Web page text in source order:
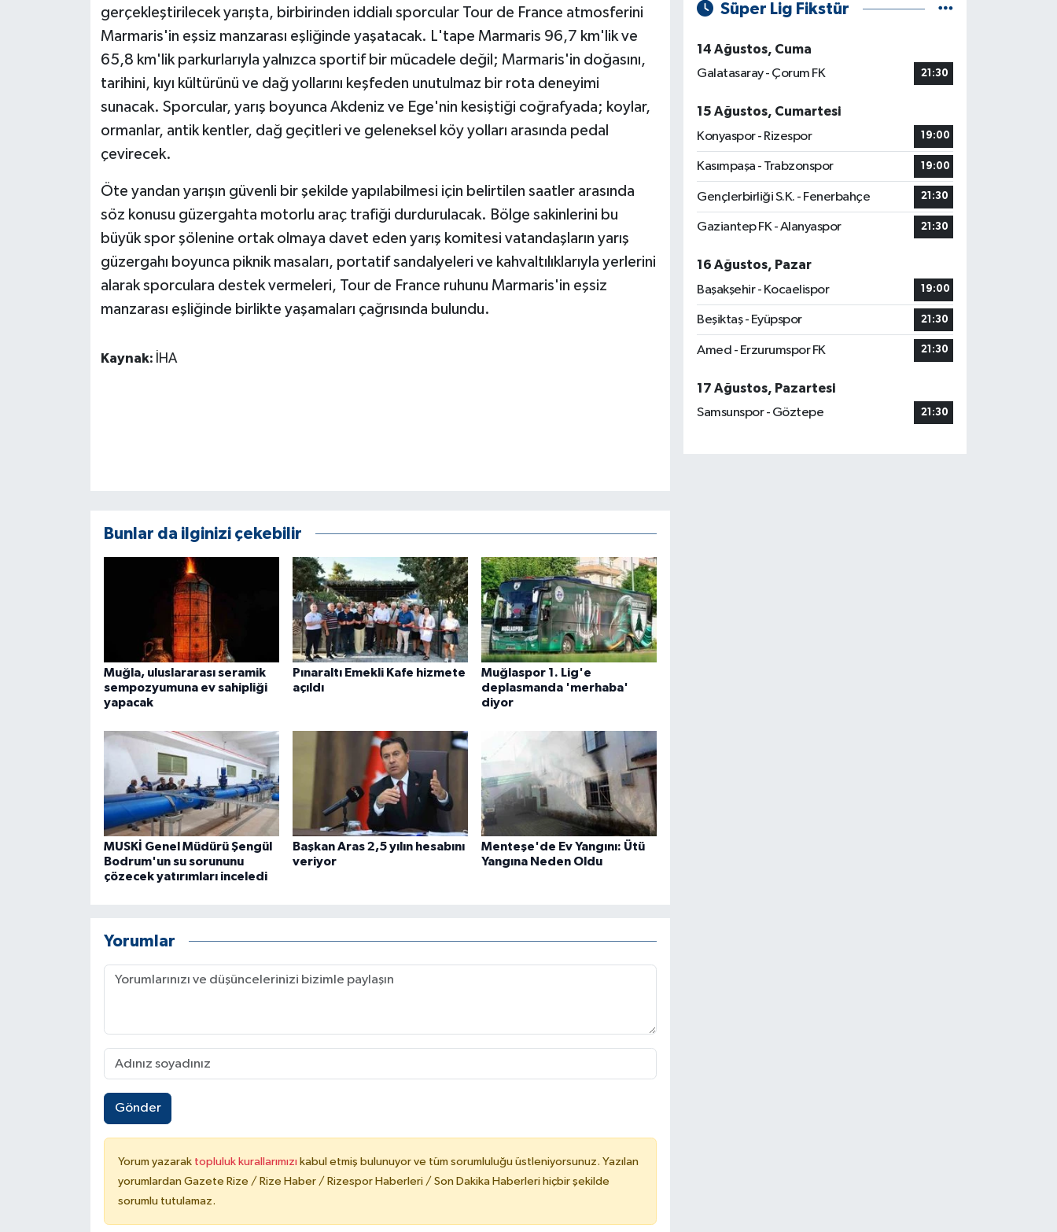
gerçekleştirilecek yarışta, birbirinden iddialı sporcular Tour de France atmosferini
Marmaris'in eşsiz manzarası eşliğinde yaşatacak. L'tape Marmaris 96,7 km'lik ve
65,8 km'lik parkurlarıyla yalnızca sportif bir mücadele değil; Marmaris'in doğasını,
tarihini, kıyı kültürünü ve dağ yollarını keşfeden unutulmaz bir rota deneyimi
sunacak. Sporcular, yarış boyunca Akdeniz ve Ege'nin kesiştiği coğrafyada; koylar,
ormanlar, antik kentler, dağ geçitleri ve geleneksel köy yolları arasında pedal
çevirecek.
Öte yandan yarışın güvenli bir şekilde yapılabilmesi için belirtilen saatler arasında
söz konusu güzergahta motorlu araç trafiği durdurulacak. Bölge sakinlerini bu
büyük spor şölenine ortak olmaya davet eden yarış komitesi vatandaşların yarış
güzergahı boyunca piknik masaları, portatif sandalyeleri ve kahvaltılıklarıyla yerlerini
alarak sporculara destek vermeleri, Tour de France ruhunu Marmaris'in eşsiz
manzarası eşliğinde birlikte yaşamaları çağrısında bulundu.
Kaynak: İHA
Bunlar da ilginizi çekebilir
Muğla, uluslararası seramik
sempozyumuna ev sahipliği
yapacak
Pınaraltı Emekli Kafe hizmete
açıldı
Muğlaspor 1. Lig'e
deplasmanda 'merhaba'
diyor
MUSKİ Genel Müdürü Şengül
Bodrum'un su sorununu
çözecek yatırımları inceledi
Başkan Aras 2,5 yılın hesabını
veriyor
Menteşe'de Ev Yangını: Ütü
Yangına Neden Oldu
Yorumlar
Gönder
Yorum yazarak topluluk kurallarımızı kabul etmiş bulunuyor ve tüm sorumluluğu üstleniyorsunuz. Yazılan
yorumlardan Gazete Rize / Rize Haber / Rizespor Haberleri / Son Dakika Haberleri hiçbir şekilde
sorumlu tutulamaz.
Süper Lig Fikstür
14 Ağustos, Cuma
Galatasaray - Çorum FK
21:30
15 Ağustos, Cumartesi
Konyaspor - Rizespor
19:00
Kasımpaşa - Trabzonspor 19:00
Gençlerbirliği S.K. - Fenerbahçe 21:30
Gaziantep FK - Alanyaspor 21:30
16 Ağustos, Pazar
Başakşehir - Kocaelispor
19:00
Beşiktaş - Eyüpspor 21:30
Amed - Erzurumspor FK 21:30
17 Ağustos, Pazartesi
Samsunspor - Göztepe
21:30